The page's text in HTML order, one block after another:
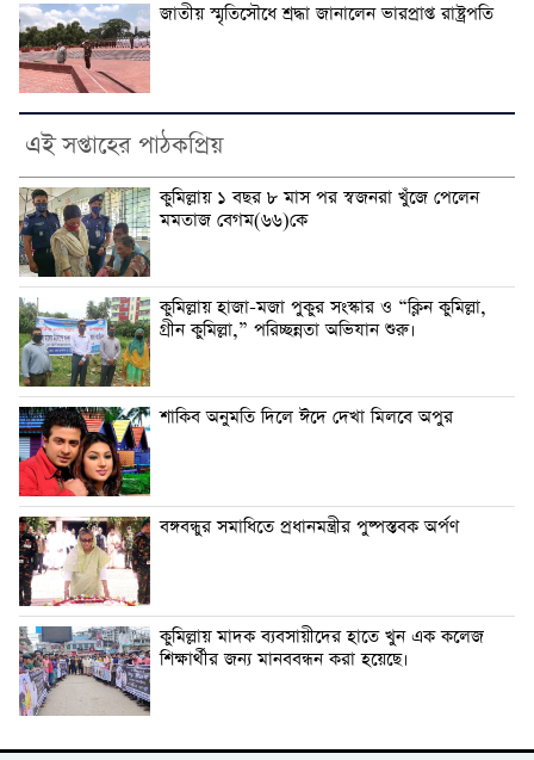
জাতীয় স্মৃতিসৌধে শ্রদ্ধা জানালেন ভারপ্রাপ্ত রাষ্ট্রপতি
এই সপ্তাহের পাঠকপ্রিয়
কুমিল্লায় ১ বছর ৮ মাস পর স্বজনরা খুঁজে পেলেন
মমতাজ বেগম(৬৬)কে
কুমিল্লায় হাজা-মজা পুকুর সংস্কার ও “ক্লিন কুমিল্লা,
গ্রীন কুমিল্লা,” পরিচ্ছন্নতা অভিযান শুরু।
শাকিব অনুমতি দিলে ঈদে দেখা মিলবে অপুর
বঙ্গবন্ধুর সমাধিতে প্রধানমন্ত্রীর পুষ্পস্তবক অর্পণ
কুমিল্লায় মাদক ব্যবসায়ীদের হাতে খুন এক কলেজ
শিক্ষার্থীর জন্য মানববন্ধন করা হয়েছে।